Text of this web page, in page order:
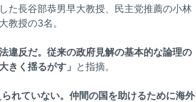
た長谷部恭男早大教授、民主党推薦の小林
教授の3名。
法違反だ。従来の政府見解の基本的な論理の
きく揺るがす」 と指摘。
れていない。仲間の国を助けるために海外